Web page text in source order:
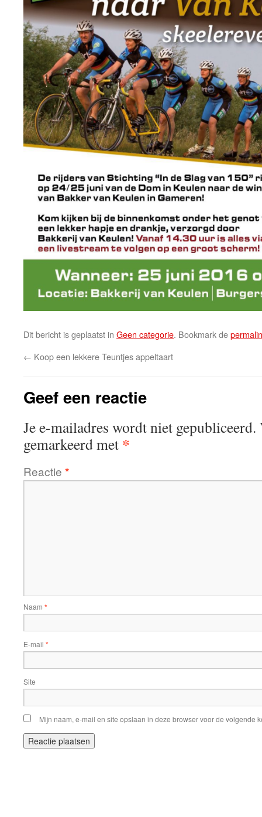
Dit bericht is geplaatst in Geen categorie. Bookmark de
← Koop een lekkere Teuntjes appeltaart
Geef een reactie
Je e-mailadres wordt niet gepubliceerd.
gemarkeerd met *
Reactie *
Naam *
E-mail *
Site
Mijn naam, e-mail en site opslaan in deze browser voor de volgende